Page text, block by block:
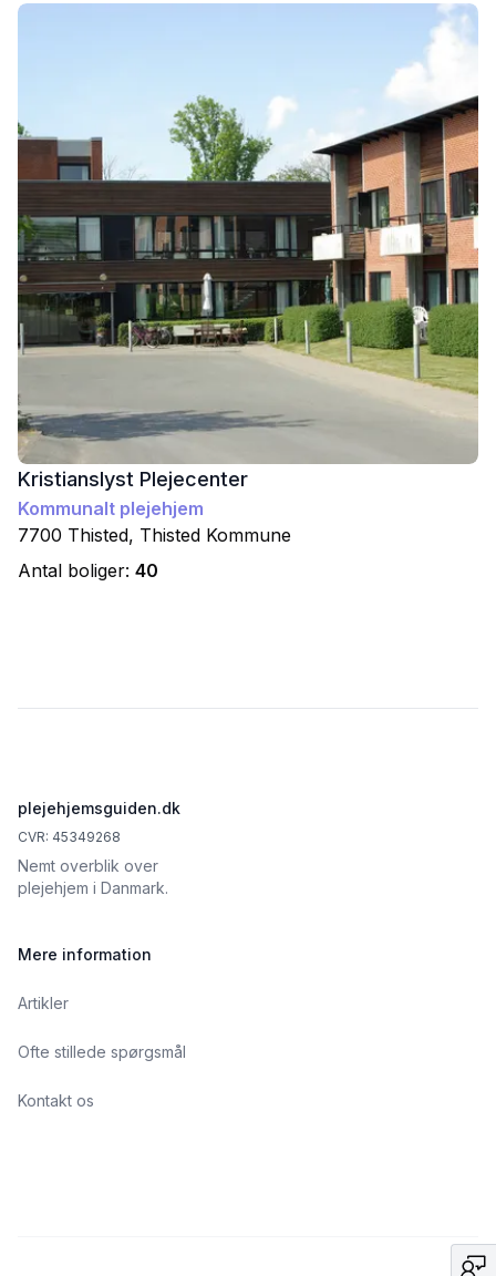
Kristianslyst Plejecenter
Kommunalt plejehjem
7700 Thisted, Thisted Kommune
Antal boliger: 40
plejehjemsguiden.dk
CVR: 45349268
Nemt overblik over
plejehjem i Danmark.
Mere information
Artikler
Ofte stillede spørgsmål
Kontakt os